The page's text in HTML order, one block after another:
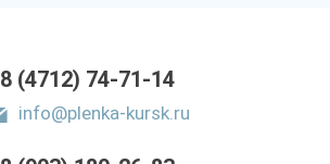
8 (4712) 74-71-14
info@plenka-kursk.ru